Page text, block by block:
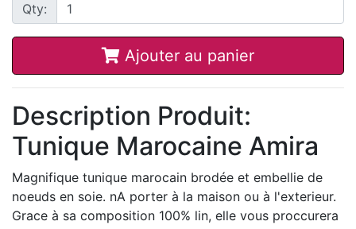
Qty:
Ajouter au panier
Description Produit:
Tunique Marocaine Amira
Magnifique tunique marocain brodée et embellie de
noeuds en soie. nA porter à la maison ou à l'exterieur.
Grace à sa composition 100% lin, elle vous proccurera